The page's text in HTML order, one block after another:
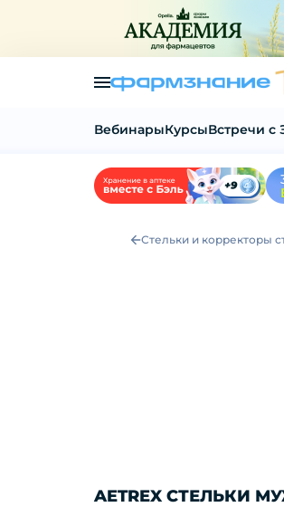
ВебинарыКурсыВстречи с
Стельки и корректоры
AETREX СТЕЛЬКИ